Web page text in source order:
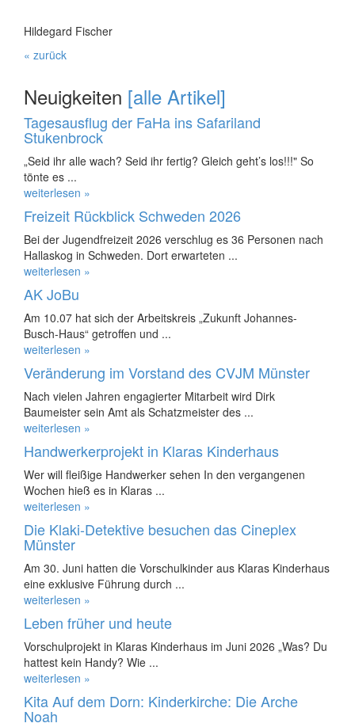
Hildegard Fischer
« zurück
Neuigkeiten [alle Artikel]
Tagesausflug der FaHa ins Safariland
Stukenbrock
„Seid ihr alle wach? Seid ihr fertig? Gleich geht’s los!!!" So
tönte es ...
weiterlesen »
Freizeit Rückblick Schweden 2026
Bei der Jugendfreizeit 2026 verschlug es 36 Personen nach
Hallaskog in Schweden. Dort erwarteten ...
weiterlesen »
AK JoBu
Am 10.07 hat sich der Arbeitskreis „Zukunft Johannes-
Busch-Haus“ getroffen und ...
weiterlesen »
Veränderung im Vorstand des CVJM Münster
Nach vielen Jahren engagierter Mitarbeit wird Dirk
Baumeister sein Amt als Schatzmeister des ...
weiterlesen »
Handwerkerprojekt in Klaras Kinderhaus
Wer will fleißige Handwerker sehen In den vergangenen
Wochen hieß es in Klaras ...
weiterlesen »
Die Klaki-Detektive besuchen das Cineplex
Münster
Am 30. Juni hatten die Vorschulkinder aus Klaras Kinderhaus
eine exklusive Führung durch ...
weiterlesen »
Leben früher und heute
Vorschulprojekt in Klaras Kinderhaus im Juni 2026 „Was? Du
hattest kein Handy? Wie ...
weiterlesen »
Kita Auf dem Dorn: Kinderkirche: Die Arche
Noah